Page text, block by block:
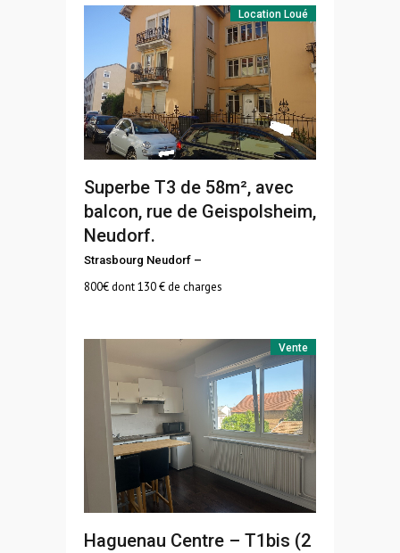
Location Loué
Superbe T3 de 58m², avec
balcon, rue de Geispolsheim,
Neudorf.
Strasbourg Neudorf –
800€ dont 130 € de charges
Vente
Haguenau Centre – T1bis (2